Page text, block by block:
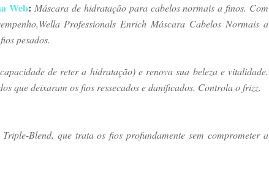
Web: Máscara de hidratação para cabelos normais a finos. Com
Professionals Enrich Máscara Cabelos Normais a
pesados.
de reter a hidratação) e renova sua beleza e vitalidade.
que deixaram os fios ressecados e danificados. Controla o frizz.
Blend, que trata os fios profundamente sem comprometer a